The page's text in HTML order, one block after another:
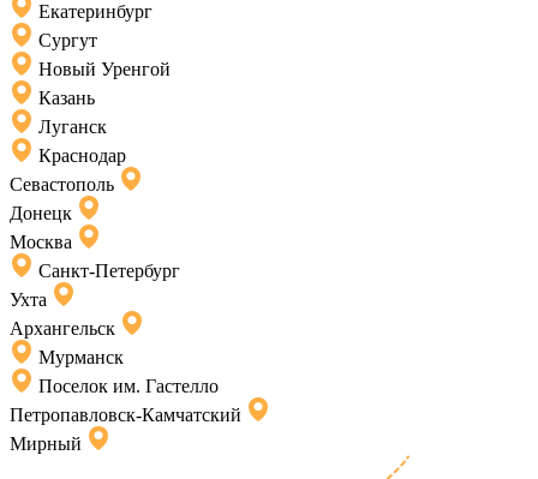
Екатеринбург
Сургут
Новый Уренгой
Казань
Луганск
Краснодар
Севастополь
Донецк
Москва
Санкт-Петербург
Ухта
Архангельск
Мурманск
Поселок им. Гастелло
Петропавловск-Камчатский
Мирный